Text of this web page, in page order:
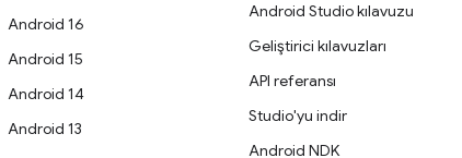
Android 16
Android 15
Android 14
Android 13
Android Studio kılavuzu
Geliştirici kılavuzları
API referansı
Studio'yu indir
Android NDK